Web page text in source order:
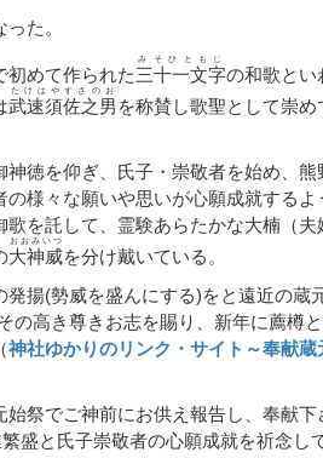
た。
初めて作られた三十一文字
みそひともじ
の和歌とい
武速須佐之男
たけはやすさのお
を称賛し歌聖として崇め
神徳を仰ぎ、氏子・崇敬者を始め、熊
の様々な願いや思いが心願成就するよ
歌を託して、霊験あらたかな大楠（夫
大神威
おおみいつ
を分け戴いている。
発揚(勢威を盛んにする)をと遠近の蔵
の高き尊きお志を賜り、新年に薦樽
神社ゆかりのリンク・サイト～奉献蔵
始祭でご神前にお供え報告し、奉献下
盛と氏子崇敬者の心願成就を祈念し